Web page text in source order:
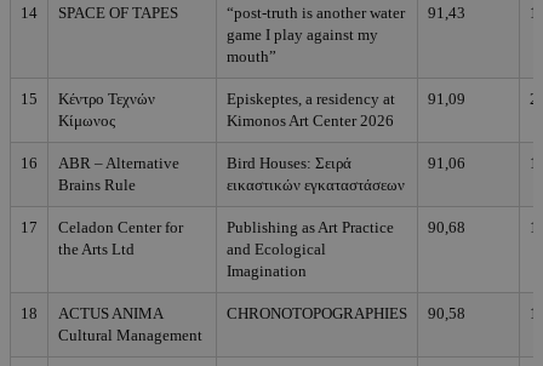
14 SPACE OF TAPES
“post-truth is another water
game I play against my
mouth”
91,43
15
Κέντρο Τεχνών
Κίμωνος
Episkeptes, a residency at
Kimonos Art Center 2026
91,09
16
ABR – Alternative
Brains Rule
Bird Houses: Σειρά
εικαστικών εγκαταστάσεων
91,06
17
Celadon Center for
the Arts Ltd
Publishing as Art Practice
and Ecological
Imagination
90,68
18
ACTUS ANIMA
Cultural Management
CHRONOTOPOGRAPHIES 90,58